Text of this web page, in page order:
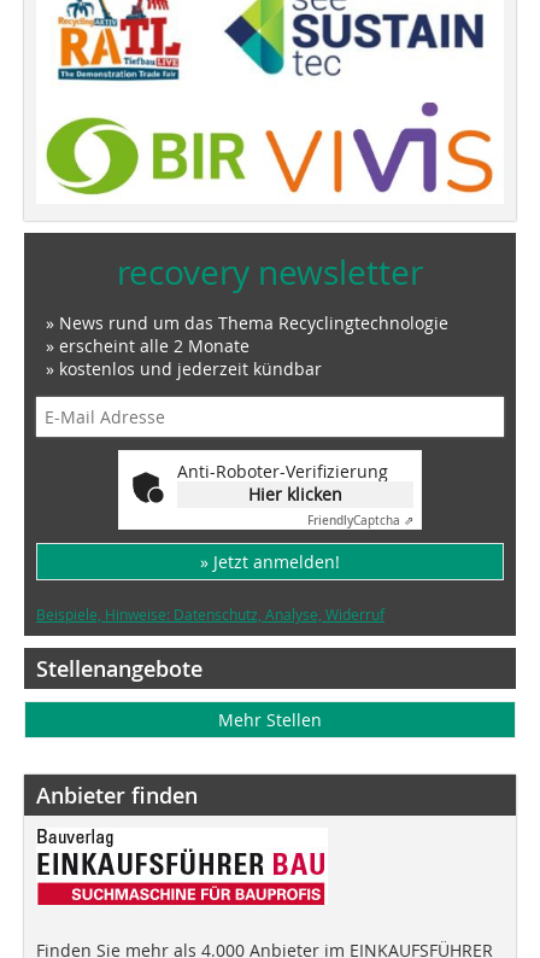
recovery newsletter
» News rund um das Thema Recyclingtechnologie
» erscheint alle 2 Monate
» kostenlos und jederzeit kündbar
Anti-Roboter-Verifizierung
Hier klicken
FriendlyCaptcha ⇗
» Jetzt anmelden!
Beispiele, Hinweise: Datenschutz, Analyse, Widerruf
Stellenangebote
Mehr Stellen
Anbieter finden
Finden Sie mehr als 4.000 Anbieter im EINKAUFSFÜHRER